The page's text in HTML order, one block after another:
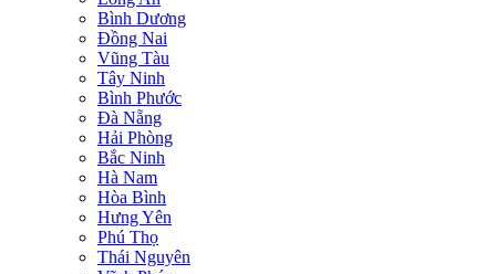
Bình Dương
Đồng Nai
Vũng Tàu
Tây Ninh
Bình Phước
Đà Nẵng
Hải Phòng
Bắc Ninh
Hà Nam
Hòa Bình
Hưng Yên
Phú Thọ
Thái Nguyên